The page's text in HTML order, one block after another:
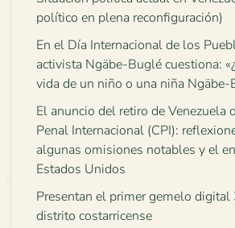
político en plena reconfiguración)
En el Día Internacional de los
activista Ngäbe-Buglé cuestiona:
vida de un niño o una niña Ngäbe-
El anuncio del retiro de Venezuela
Penal Internacional (CPI):
algunas omisiones notables y el
Estados Unidos
Presentan el primer gemelo digital
distrito costarricense